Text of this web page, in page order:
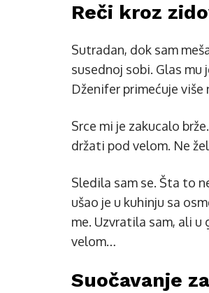
Reči kroz
Sutradan, dok sam
susednoj sobi. Glas mu
Dženifer primećuje
Srce mi je zakucalo
držati pod velom. Ne
Sledila sam se. Šta to
ušao je u kuhinju sa
me. Uzvratila sam, ali
velom…
Suočavanje